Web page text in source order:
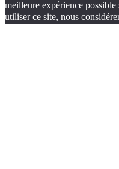
meilleure expérience
utiliser ce site, nous